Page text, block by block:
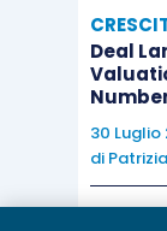
Deal
30 Luglio
di